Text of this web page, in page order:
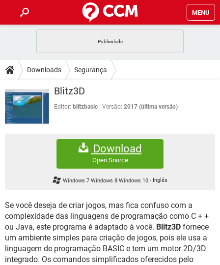
MENU
CELULAR
OUTLOOK
INSTAGRAM GMAIL
GUIA DE COMPRAS
DICAS
JOGOS
CELULAR
OUTLOOK
DOWNLOADS
JOGOS WHATSAPP
CELULAR
EXCEL
GMAIL
FÓRUM
FACEBOOK
EXCEL
GMAIL
WHATSAPP
INSTAGRAM GMAIL
GUIA DE COMPRAS
Downloads Segurança
Blitz3D
Editor: blitzbasic Versão: 2017 (última versão)
Download
Open Source
Windows 7 Windows 8 Windows 10 - Inglês
Se você deseja de criar jogos, mas fica confuso com a
complexidade das linguagens de programação como C + +
ou Java, este programa é adaptado à você. Blitz3D fornece
um ambiente simples para criação de jogos, pois ele usa a
linguagem de programação BASIC e tem um motor 2D/3D
integrado. Os comandos simplificados oferecidos pelo